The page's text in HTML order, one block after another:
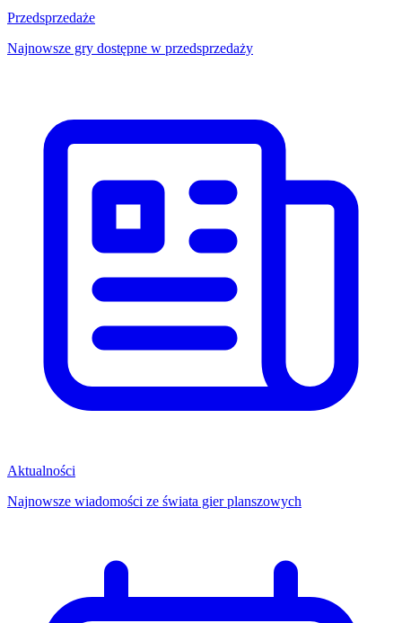
Przedsprzedaże
Najnowsze gry dostępne w przedsprzedaży
Aktualności
Najnowsze wiadomości ze świata gier planszowych